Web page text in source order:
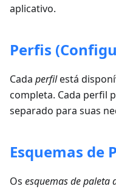
aplicativo.
Perfis
Cada perfilestá
completa. Cada perfil
separado para suas
Esquemas de
Os esquemas de paleta